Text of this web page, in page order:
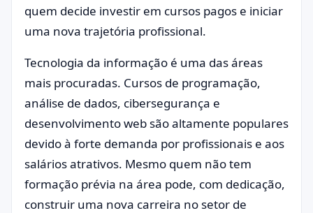
quem decide investir em cursos pagos e iniciar
uma nova trajetória profissional.
Tecnologia da informação é uma das áreas
mais procuradas. Cursos de programação,
análise de dados, cibersegurança e
desenvolvimento web são altamente populares
devido à forte demanda por profissionais e aos
salários atrativos. Mesmo quem não tem
formação prévia na área pode, com dedicação,
construir uma nova carreira no setor de